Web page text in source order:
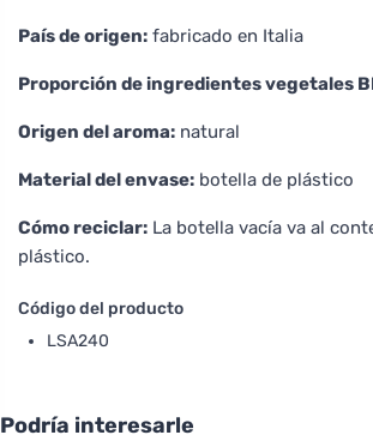
País de origen: fabricado en Italia
Proporción de ingredientes vegetales
Origen del aroma: natural
Material del envase: botella de plástico
Cómo reciclar: La botella vacía va al
plástico.
Código del producto
LSA240
Podría interesarle